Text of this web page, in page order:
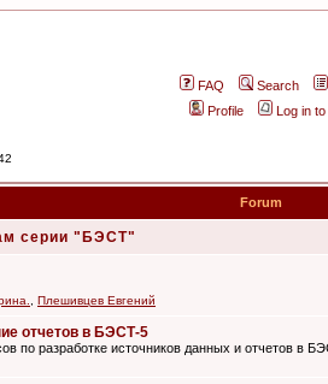
FAQ
Search
Profile
Log in
Forum
серии "БЭСТ"
Плешивцев Евгений
отчетов в БЭСТ-5
по разработке источников данных и отчетов в